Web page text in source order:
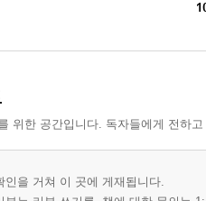
위한 공간입니다. 독자들에게 전하
인을 거쳐 이 곳에 게재됩니다.